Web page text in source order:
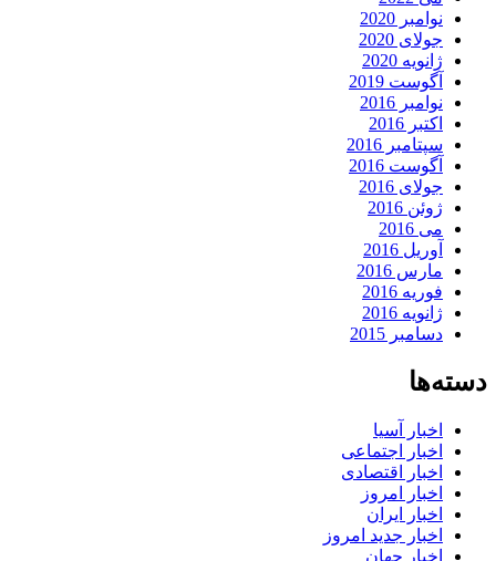
نوامبر 2020
جولای 2020
ژانویه 2020
آگوست 2019
نوامبر 2016
اکتبر 2016
سپتامبر 2016
آگوست 2016
جولای 2016
ژوئن 2016
می 2016
آوریل 2016
مارس 2016
فوریه 2016
ژانویه 2016
دسامبر 2015
دسته‌ها
اخبار آسیا
اخبار اجتماعی
اخبار اقتصادی
اخبار امروز
اخبار ایران
اخبار جدید امروز
اخبار جهان